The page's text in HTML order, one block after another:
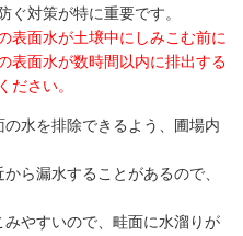
ぐ対策が特に重要です。
表面水が土壌中にしみこむ前に
表面水が数時間以内に排出する
ださい。
水を排除できるよう、圃場内
ら漏水することがあるので、
やすいので、畦面に水溜りが